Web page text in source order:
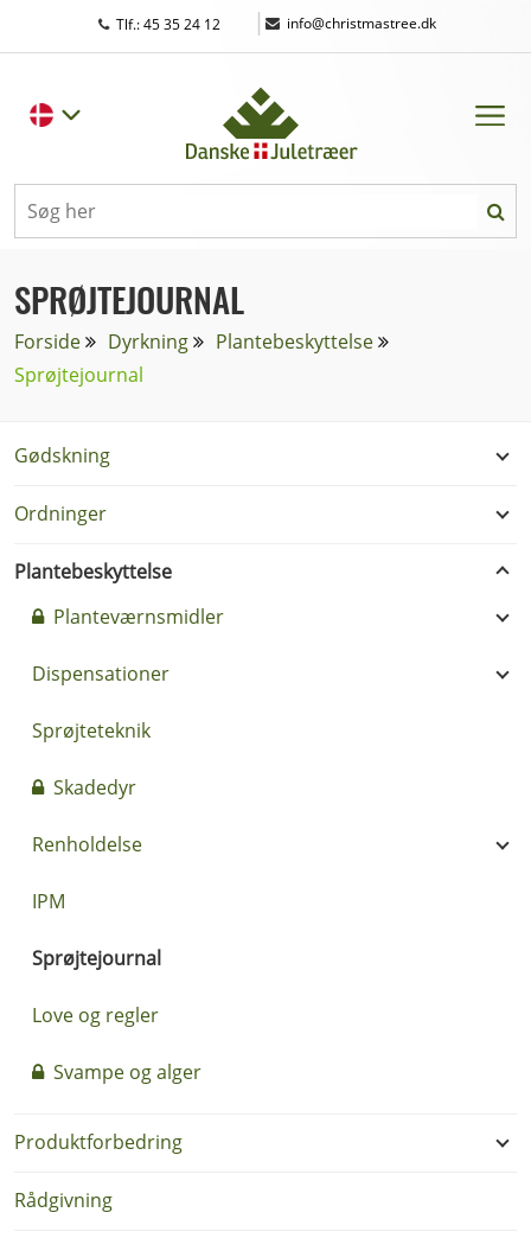
Tlf.: 45 35 24 12 | info@christmastree.dk
SPRØJTEJOURNAL
Forside Dyrkning
Plantebeskyttelse
Sprøjtejournal
Gødskning
Ordninger
Plantebeskyttelse
Planteværnsmidler
Dispensationer
Sprøjteteknik
Skadedyr
Renholdelse
IPM
Sprøjtejournal
Love og regler
Svampe og alger
Produktforbedring
Rådgivning